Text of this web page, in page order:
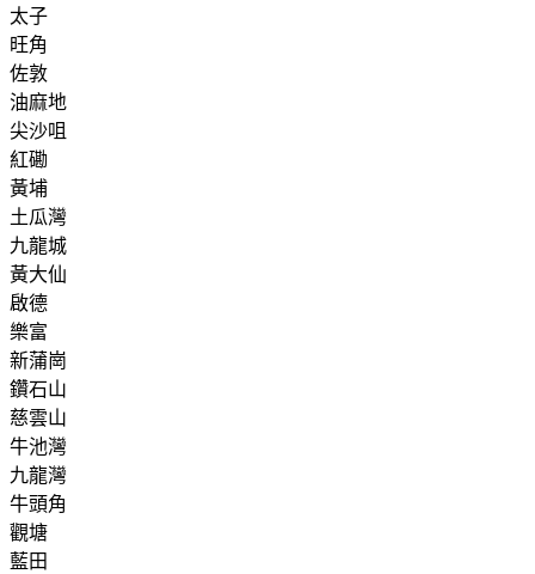
太子
旺角
佐敦
油麻地
尖沙咀
紅磡
黃埔
土瓜灣
九龍城
黃大仙
啟德
樂富
新蒲崗
鑽石山
慈雲山
牛池灣
九龍灣
牛頭角
觀塘
藍田